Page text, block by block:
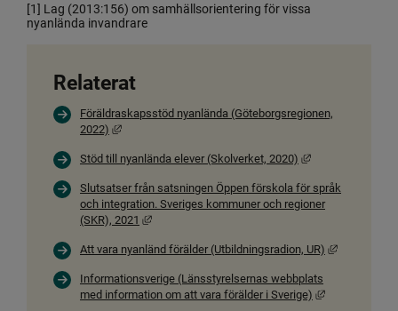
[1] Lag (2013:156) om samhällsorientering för vissa
nyanlända invandrare
Relaterat
Föräldraskapsstöd nyanlända (Göteborgsregionen,
2022)
Länk till annan webbplats, öppnas i nytt fönster.
Stöd till nyanlända elever (Skolverket, 2020) Länk till annan
Slutsatser från satsningen Öppen förskola för språk
och integration. Sveriges kommuner och regioner
(SKR), 2021
Länk till annan webbplats, öppnas i nytt fönster.
Att vara nyanländ förälder (Utbildningsradion, UR) Länk till
Informationsverige (Länsstyrelsernas webbplats
med information om att vara förälder i Sverige)
Länk till